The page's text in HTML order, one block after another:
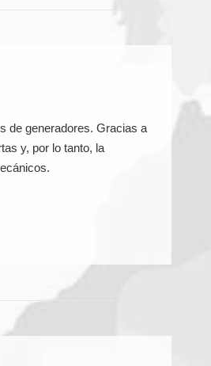
de generadores. Gracias a
y, por lo tanto, la